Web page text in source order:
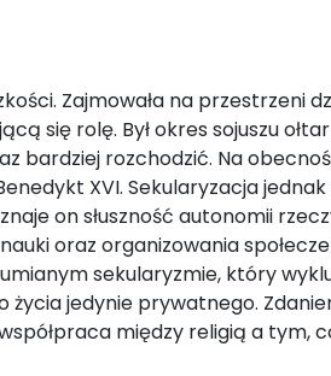
Zajmowała na przestrzeni
się rolę. Był okres sojuszu
bardziej rozchodzić. Na
XVI. Sekularyzacja
on słuszność autonomii
oraz organizowania
sekularyzmie, który
życia jedynie prywatnego.
między religią a tym,